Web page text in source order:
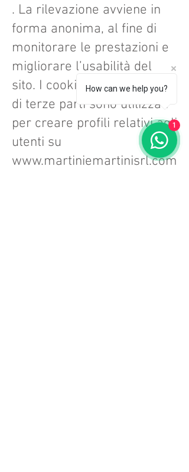
. La rilevazione avviene in
forma anonima, al fine di
monitorare le prestazioni e
migliorare l’usabilità del
sito. I cookies di profilazione
di terze parti sono utilizzati
per creare profili relativi agli
utenti su
www.martiniemartinisrl.com
How can we help you?
1